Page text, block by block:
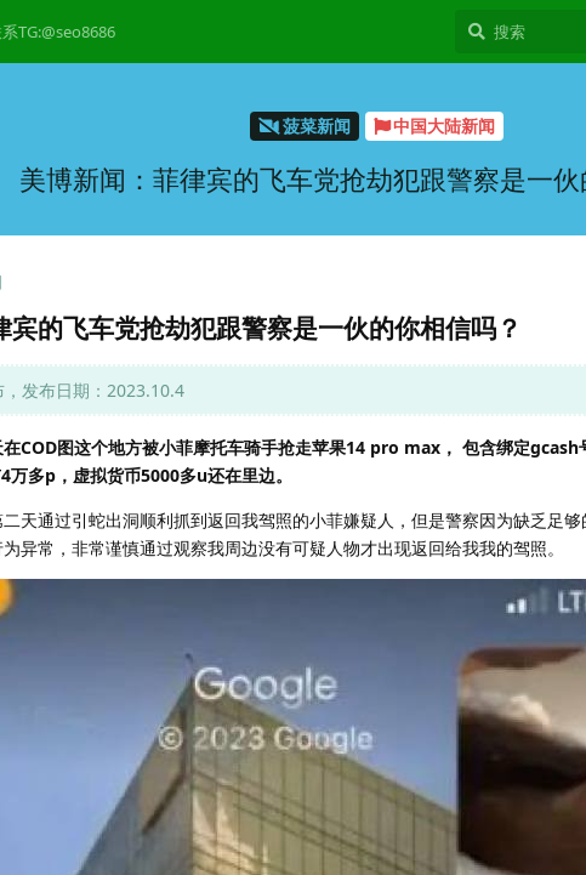
TG:@seo8686
菠菜新闻 中国大陆新闻
美博新闻：菲律宾的飞车党抢劫犯跟警察是一伙
宾的飞车党抢劫犯跟警察是一伙的你相信吗？
发布日期：2023.10.4
COD图这个地方被小菲摩托车骑手抢走苹果14 pro max， 包含绑定gcash
多p，虚拟货币5000多u还在里边。
天通过引蛇出洞顺利抓到返回我驾照的小菲嫌疑人，但是警察因为缺乏足
异常，非常谨慎通过观察我周边没有可疑人物才出现返回给我我的驾照。